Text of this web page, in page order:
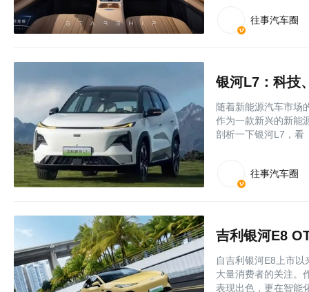
往事汽车圈
随着新能源汽车市场
作为一款新兴的新能
剖析一下银河L7，看
往事汽车圈
自吉利银河E8上市
大量消费者的关注。
表现出色，更在智能